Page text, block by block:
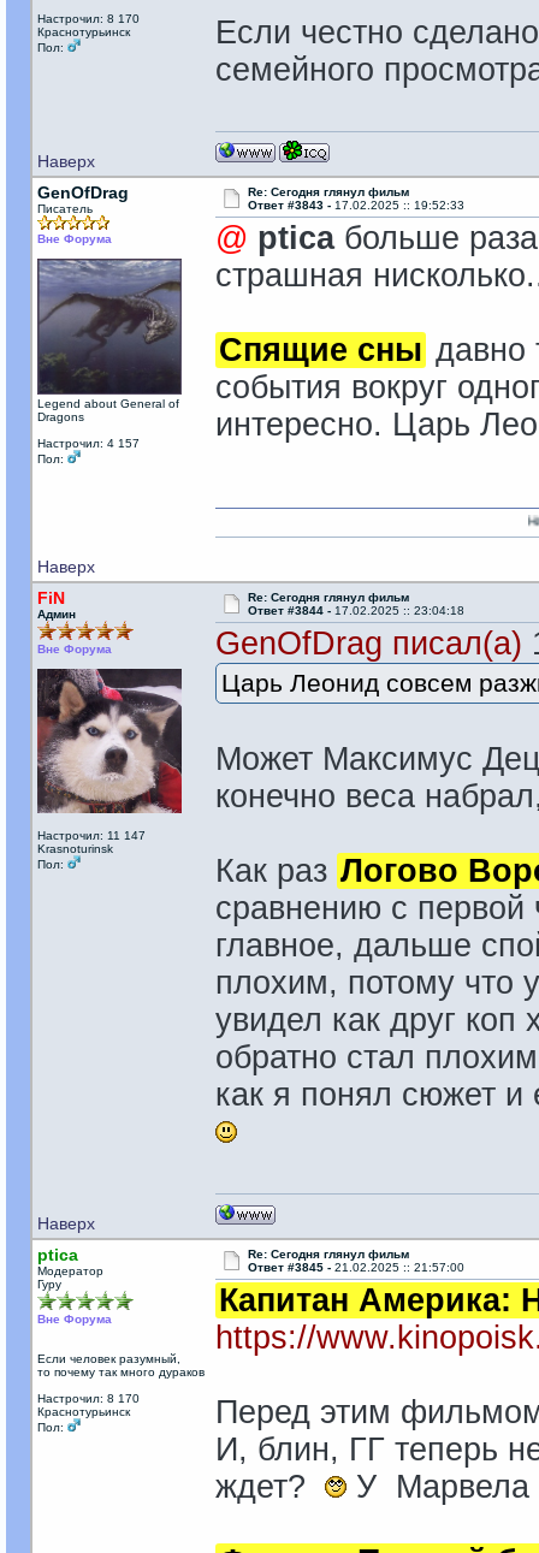
Настрочил: 8 170
Краснотурьинск
Пол:
Если честно
семейного
Наверх
GenOfDrag
Писатель
Вне Форума
Legend about General of
Dragons
Настрочил: 4 157
Пол:
Re: Сегодня глянул фильм
Ответ #3843 - 17.02.2025 :: 19:52:33
@ pticaбольше раза
страшная
Спящие сны давно
события вокруг
интересно. Царь
Наверх
На моей
FiN
Админ
Вне Форума
Настрочил: 11 147
Krasnoturinsk
Пол:
Re: Сегодня глянул фильм
Ответ #3844 - 17.02.2025 :: 23:04:18
GenOfDrag писал(а)
Царь Леонид совсем
Может Максимус
конечно веса
Как раз Логово
сравнению с первой
главное, дальше
плохим, потому что
увидел как друг коп
обратно стал
как я понял сюжет и
Наверх
ptica
Модератор
Гуру
Вне Форума
Если человек разумный,
то почему так много дураков
Настрочил: 8 170
Краснотурьинск
Пол:
Re: Сегодня глянул фильм
Ответ #3845 - 21.02.2025 :: 21:57:00
Капитан Америка:
https://
Перед этим
И, блин, ГГ теперь
ждет?
У Марвела